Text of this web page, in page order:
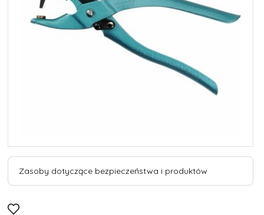
Zasoby dotyczące bezpieczeństwa i produktów